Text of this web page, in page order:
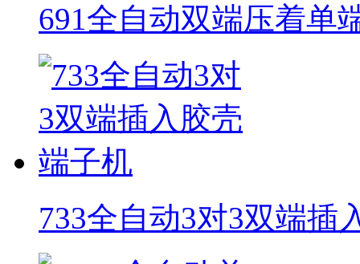
691全自动双端压着单
733全自动3对3双端插